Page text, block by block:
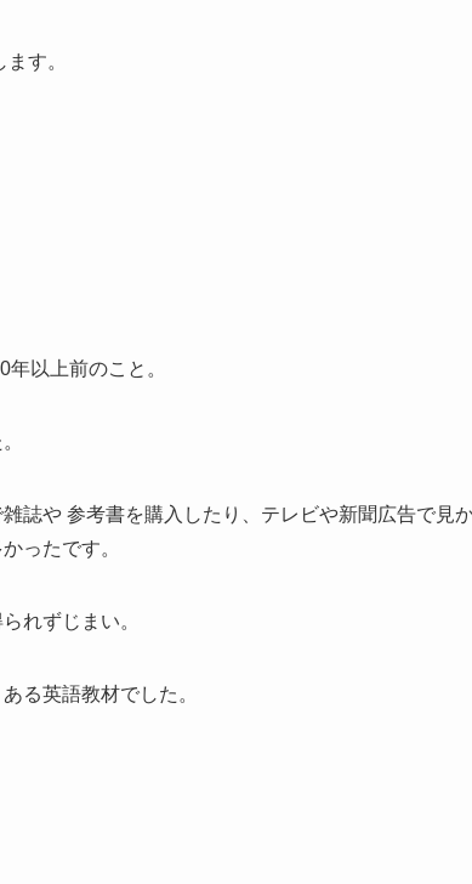
す。
以上前のこと。
誌や 参考書を購入したり、テレビや新聞広告で見
ったです。
れずじまい。
る英語教材でした。